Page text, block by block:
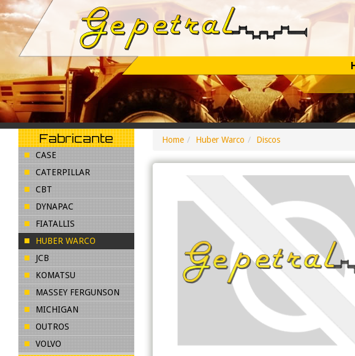
Home Huber Warco Discos
Fabricante
CASE
CATERPILLAR
CBT
DYNAPAC
FIATALLIS
HUBER WARCO
JCB
KOMATSU
MASSEY FERGUNSON
MICHIGAN
OUTROS
VOLVO